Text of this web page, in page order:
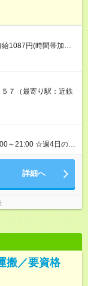
1087円(時間帯加算
大学生は＋20円ま
同じです。
７（最寄り駅：近鉄
～21:00 ☆週4日の勤
詳細へ
搬／要資格